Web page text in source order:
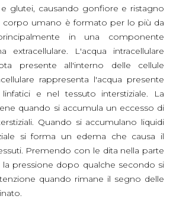
glutei, causando gonfiore e ristagno
corpo umano è formato per lo più da
in una componente
extracellulare. L'acqua intracellulare
presente all'interno delle cellule
rappresenta l'acqua presente
e nel tessuto interstiziale. La
quando si accumula un eccesso di
Quando si accumulano liquidi
si forma un edema che causa il
Premendo con le dita nella parte
pressione dopo qualche secondo si
quando rimane il segno delle